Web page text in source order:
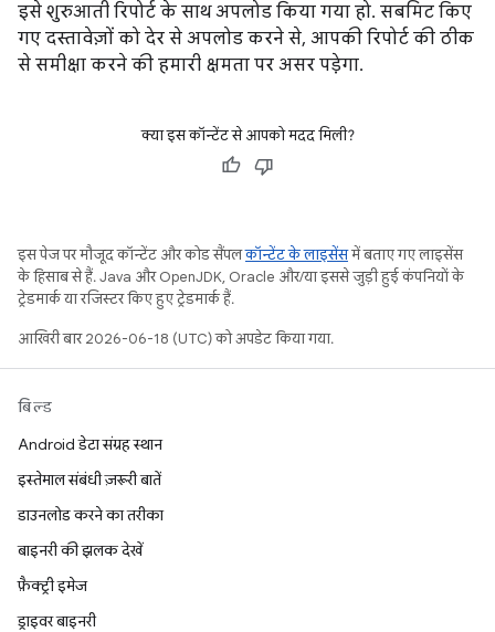
इसे शुरुआती रिपोर्ट के साथ अपलोड किया गया हो. सबमिट किए
गए दस्तावेज़ों को देर से अपलोड करने से, आपकी रिपोर्ट की ठीक
से समीक्षा करने की हमारी क्षमता पर असर पड़ेगा.
क्या इस कॉन्टेंट से आपको मदद मिली?
इस पेज पर मौजूद कॉन्टेंट और कोड सैंपलकॉन्टेंट के लाइसेंसमें बताए गए लाइसेंस
के हिसाब से हैं. Java और OpenJDK, Oracle और/या इससे जुड़ी हुई कंपनियों के
ट्रेडमार्क या रजिस्टर किए हुए ट्रेडमार्क हैं.
आखिरी बार 2026-06-18 (UTC) को अपडेट किया गया.
बिल्ड
Android डेटा संग्रह स्थान
इस्तेमाल संबंधी ज़रूरी बातें
डाउनलोड करने का तरीका
बाइनरी की झलक देखें
फ़ैक्ट्री इमेज
ड्राइवर बाइनरी